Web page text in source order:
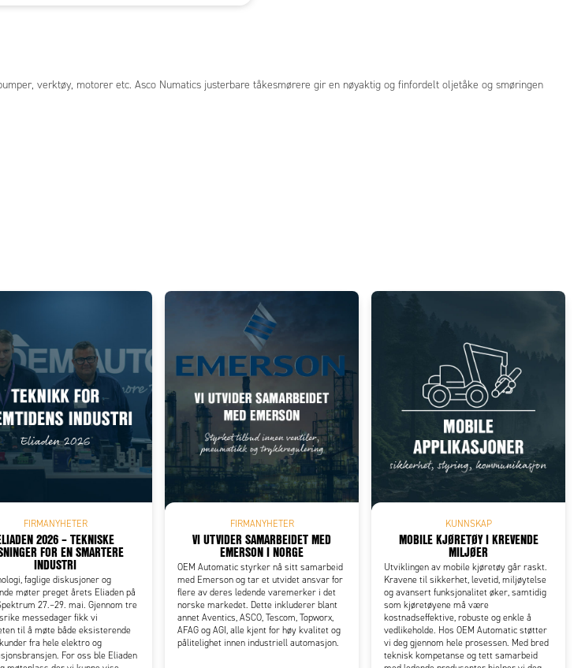
verktøy, motorer etc. Asco Numatics justerbare tåkesmørere gir en nøyaktig og finfordelt oljetåke og smøringen
as new cart row
FIRMANYHETER
2026 – TEKNISKE
FOR EN SMARTERE
INDUSTRI
faglige diskusjoner og
møter preget årets Eliaden på
27.–29. mai. Gjennom tre
messedager fikk vi
til å møte både eksisterende
fra hele elektro og
For oss ble Eliaden
FIRMANYHETER
VI UTVIDER SAMARBEIDET MED
EMERSON I NORGE
OEM Automatic styrker nå sitt samarbeid
med Emerson og tar et utvidet ansvar for
flere av deres ledende varemerker i det
norske markedet. Dette inkluderer blant
annet Aventics, ASCO, Tescom, Topworx,
AFAG og AGI, alle kjent for høy kvalitet og
pålitelighet innen industriell automasjon.
KUNNSKAP
MOBILE KJØRETØY I KREVENDE
MILJØER
Utviklingen av mobile kjøretøy går raskt.
Kravene til sikkerhet, levetid, miljøytelse
og avansert funksjonalitet øker, samtidig
som kjøretøyene må være
kostnadseffektive, robuste og enkle å
vedlikeholde. Hos OEM Automatic støtter
vi deg gjennom hele prosessen. Med bred
teknisk kompetanse og tett samarbeid